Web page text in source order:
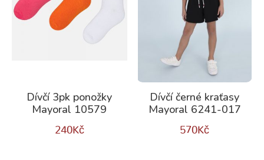
Dívčí 3pk ponožky
Mayoral 10579
240Kč
Dívčí černé kraťasy
Mayoral 6241-017
570Kč